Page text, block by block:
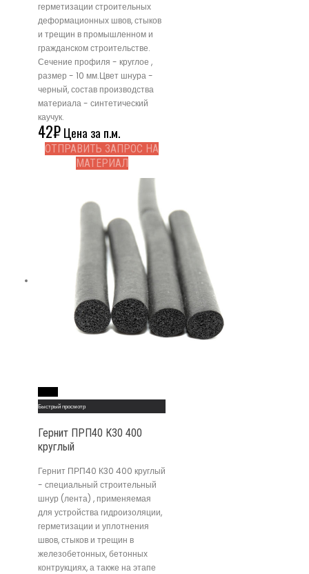
герметизации строительных
деформационных швов, стыков
и трещин в промышленном и
гражданском строительстве.
Сечение профиля - круглое ,
размер - 10 мм.Цвет шнура -
черный, состав производства
материала - синтетический
каучук.
42₽Цена за п.м.
ОТПРАВИТЬ ЗАПРОС НА
МАТЕРИАЛ
Быстрый просмотр
Гернит ПРП40 К30 400
круглый
Гернит ПРП40 К30 400 круглый
- специальный строительный
шнур (лента) , применяемая
для устройства гидроизоляции,
герметизации и уплотнения
швов, стыков и трещин в
железобетонных, бетонных
контрукциях, а также на этапе